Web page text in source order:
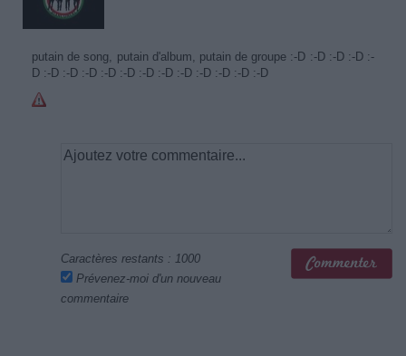
putain de song, putain d'album, putain de groupe :-D :-D :-D :-D :-
D :-D :-D :-D :-D :-D :-D :-D :-D :-D :-D :-D :-D
Caractères restants : 1000
Prévenez-moi d'un nouveau
commentaire